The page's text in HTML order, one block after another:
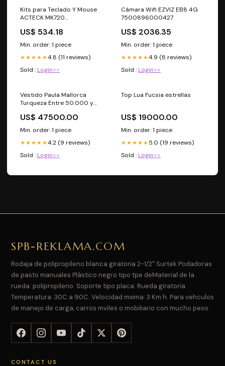
Kits para Teclado Y Mouse
ACTECK MK720
US$ 534.18
Min. order: 1 piece
★★★★★4.8 (11 reviews)
Sold : Login>>
Cámara Wifi EZVIZ EB8 4G
7500896000427
US$ 2036.35
Min. order: 1 piece
★★★★★4.9 (8 reviews)
Sold : Login>>
Vestido Paula Mallorca
Turqueza Entre 50.000 y
US$ 47500.00
Min. order: 1 piece
★★★★★4.2 (9 reviews)
Sold : Login>>
Top Lua Fucsia estrellas
US$ 19000.00
Min. order: 1 piece
★★★★★ 5.0 (19 reviews)
Sold : Login>>
SPB-REKLAMA.COM
Rodaja de polipropileno blanca giratoria 2-1/2" Surtek Podadoras
de pasto manuales Plástico negro tipo tpe deMaterial de la
rueda: polipropileno. Soporte tipo placa. Rueda giratoria.
Temperatura: 30C a 90C. Velocidad mxima: 3 Km h. Para vehculos
de manejo de carga, carros mviles o mobiliario con mucho peso.
CONTACT US